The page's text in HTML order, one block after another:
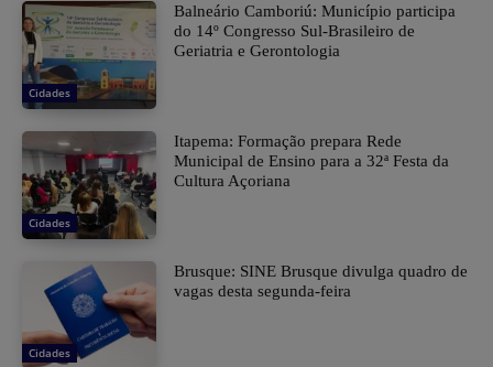
Cidades
Balneário Camboriú: Município participa
do 14º Congresso Sul-Brasileiro de
Geriatria e Gerontologia
Cidades
Itapema: Formação prepara Rede
Municipal de Ensino para a 32ª Festa da
Cultura Açoriana
Cidades
Brusque: SINE Brusque divulga quadro de
vagas desta segunda-feira